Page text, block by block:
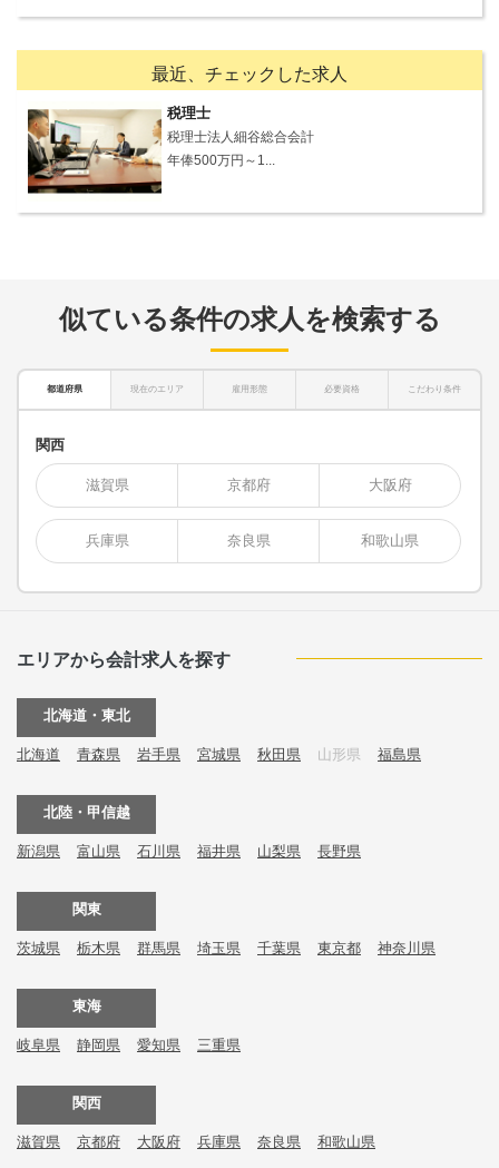
最近、チェックした求人
税理士
税理士法人細谷総合会計
年俸500万円～1...
似ている条件の求人を検索する
都道府県 現在のエリア 雇用形態 必要資格 こだわり条件
関西
滋賀県 京都府 大阪府
兵庫県 奈良県 和歌山県
エリアから会計求人を探す
北海道・東北
北海道 青森県 岩手県 宮城県 秋田県 山形県 福島県
北陸・甲信越
新潟県 富山県 石川県 福井県 山梨県 長野県
関東
茨城県 栃木県 群馬県 埼玉県 千葉県 東京都 神奈川県
東海
岐阜県 静岡県 愛知県 三重県
関西
滋賀県 京都府 大阪府 兵庫県 奈良県 和歌山県